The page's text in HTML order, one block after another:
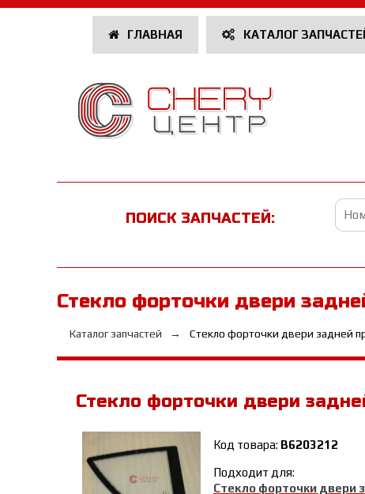
ГЛАВНАЯ КАТАЛОГ
ПОИСК ЗАПЧАСТЕЙ:
Стекло форточки двери
Каталог запчастей Стекло форточки двери задней
Стекло форточки двери
Код товара: B6203212
Подходит для:
Стекло форточки двери